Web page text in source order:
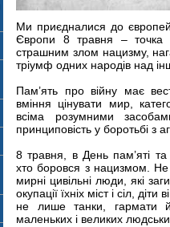
Ми приєдналися до
Європи 8 травня – точка
страшним злом нацизму,
тріумф одних народів над
Пам’ять про війну має
вміння цінувати мир,
всіма розумними
принциповість у боротьбі з
8 травня, в День пам’яті
хто боровся з нацизмом. Не
мирні цивільні люди, які
окупації їхніх міст і сіл,
не лише танки, гармати
маленьких і великих